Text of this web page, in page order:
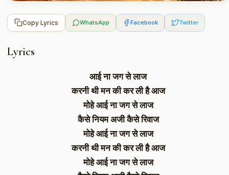
Copy Lyrics WhatsApp Facebook Twitter
Lyrics
आई ना जग से लाज
करनी थी मन की कर ली है आज
मोहे आई ना जग से लाज
कैसे नियम अजी कैसे रिवाज
मोहे आई ना जग से लाज
करनी थी मन की कर ली है आज
मोहे आई ना जग से लाज